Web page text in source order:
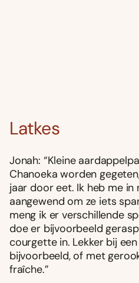
Latkes
Jonah: “Kleine
Chanoeka worden
jaar door eet. Ik heb me in
aangewend om ze iets
meng ik er verschillende
doe er bijvoorbeeld
courgette in. Lekker bij
bijvoorbeeld, of met
fraîche.”